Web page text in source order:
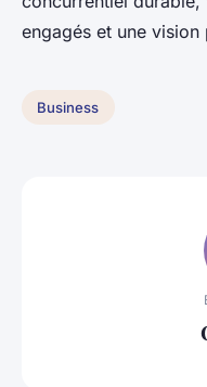
engagés et une vision
Business